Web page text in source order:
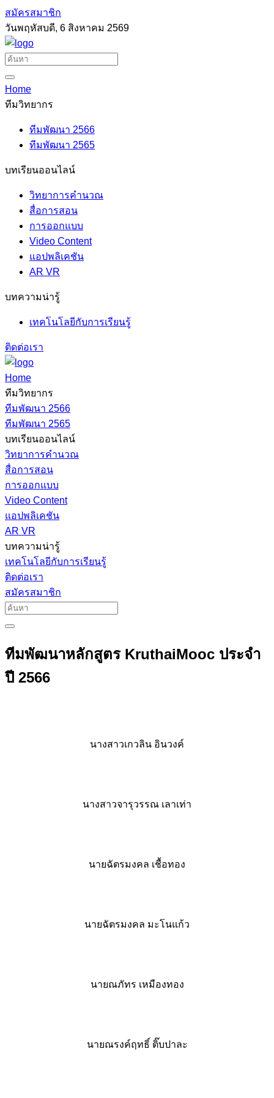
สมัครสมาชิก
วันพฤหัสบดี, 6 สิงหาคม 2569
Home
ทีมวิทยากร
ทีมพัฒนา 2566
ทีมพัฒนา 2565
บทเรียนออนไลน์
วิทยาการคำนวณ
สื่อการสอน
การออกแบบ
Video Content
แอปพลิเคชัน
AR VR
บทความน่ารู้
เทคโนโลยีกับการเรียนรู้
ติดต่อเรา
Home
ทีมวิทยากร
ทีมพัฒนา 2566
ทีมพัฒนา 2565
บทเรียนออนไลน์
วิทยาการคำนวณ
สื่อการสอน
การออกแบบ
Video Content
แอปพลิเคชัน
AR VR
บทความน่ารู้
เทคโนโลยีกับการเรียนรู้
ติดต่อเรา
สมัครสมาชิก
ทีมพัฒนาหลักสูตร KruthaiMooc ประจำ
ปี 2566
นางสาวเกวลิน อินวงค์
นางสาวจารุวรรณ เลาเท่า
นายฉัตรมงคล เชื้อทอง
นายฉัตรมงคล มะโนแก้ว
นายณภัทร เหมืองทอง
นายณรงค์ฤทธิ์ ติ๊บปาละ